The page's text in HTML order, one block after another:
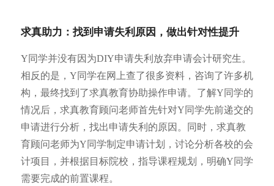
求真助力：找到申请失利原因，做出针对性提升
Y同学并没有因为DIY申请失利放弃申请会计研究生。
相反的是，Y同学在网上查了很多资料，咨询了许多机
构，最终找到了求真教育协助操作申请。了解Y同学的
情况后，求真教育顾问老师首先针对Y同学先前递交的
申请进行分析，找出申请失利的原因。同时，求真教
育顾问老师为Y同学制定申请计划，讨论分析各校的会
计项目，并根据目标院校，指导课程规划，明确Y同学
需要完成的前置课程。